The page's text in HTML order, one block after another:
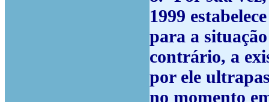
1999
para a
contrário, a
por ele
no momento